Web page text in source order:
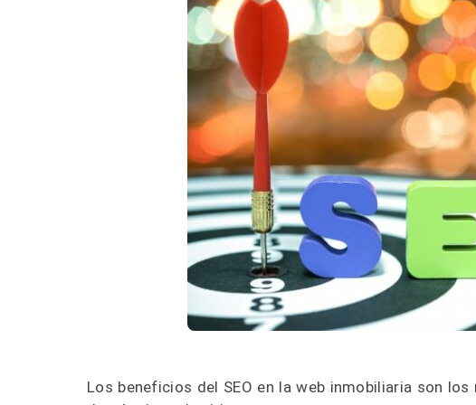
Los beneficios del SEO en la web inmobiliaria son